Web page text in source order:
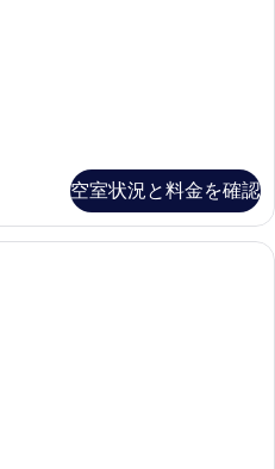
空室状況と料金を確認
Deluxe Water Villa with Pool | エジ